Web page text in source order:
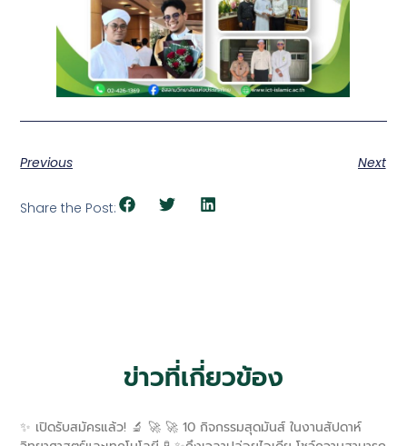
Previous Next
Share the Post:
ข่าวที่เกี่ยวข้อง
✨ เปิดรับสมัครแล้ว! 🔬 🚀 🚀 10 กิจกรรมสุดมันส์ ในงานสัปดาห์